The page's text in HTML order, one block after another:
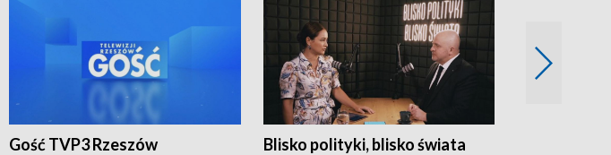
Gość TVP3 Rzeszów Blisko polityki, blisko świata